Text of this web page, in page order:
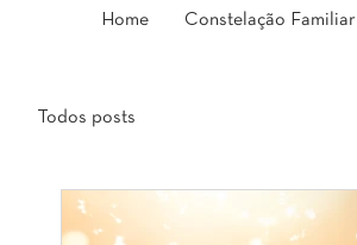
Home Constelação Familiar
Todos posts